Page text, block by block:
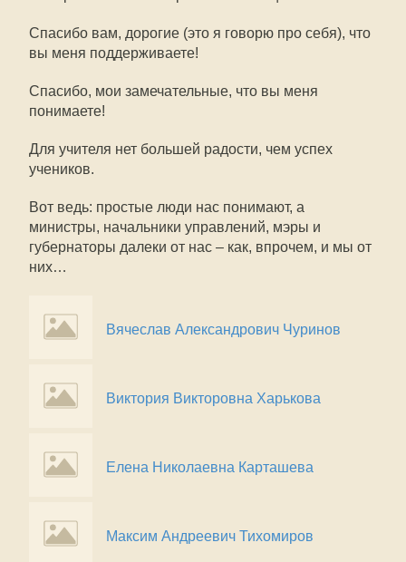
Спасибо вам, дорогие (это я говорю про себя), что
вы меня поддерживаете!
Спасибо, мои замечательные, что вы меня
понимаете!
Для учителя нет большей радости, чем успех
учеников.
Вот ведь: простые люди нас понимают, а
министры, начальники управлений, мэры и
губернаторы далеки от нас – как, впрочем, и мы от
них…
Вячеслав Александрович Чуринов
Виктория Викторовна Харькова
Елена Николаевна Карташева
Максим Андреевич Тихомиров